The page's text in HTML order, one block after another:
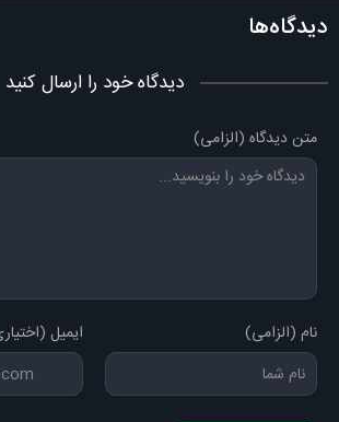
میخوام ازت دل بکنم اما انقد جذابی نمیتونم
داد بی داد
دیدگاه‌ها
دیدگاه خود را ارسال کنید
متن دیدگاه (الزامی)
نام (الزامی) ایمیل